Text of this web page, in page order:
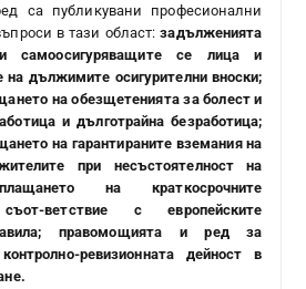
са публикувани професионални
в тази област:задълженията
самоосигуряващите се лица и
на дължимите осигурителни вноски;
на обезщетенията за болест и
и дълготрайна безработица;
на гарантираните вземания на
при несъстоятелност на
на краткосрочните
ветствие с европейските
правомощията и ред за
ревизионната дейност в